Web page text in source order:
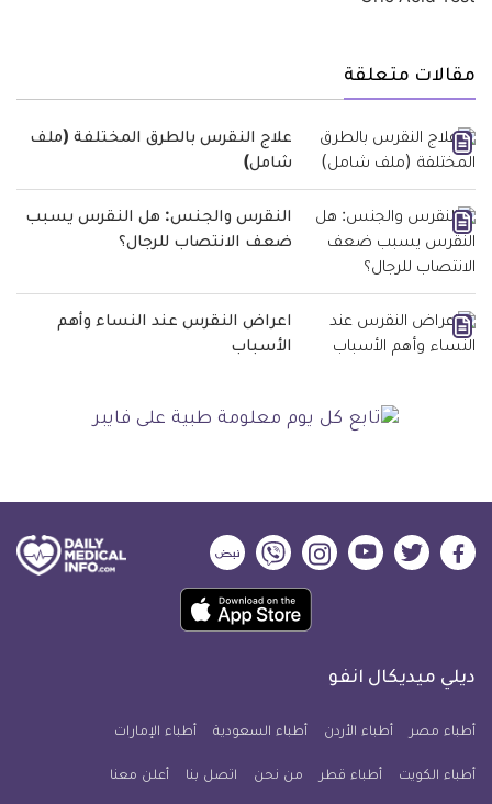
مقالات متعلقة
علاج النقرس بالطرق المختلفة (ملف
شامل)
النقرس والجنس: هل النقرس يسبب
ضعف الانتصاب للرجال؟
اعراض النقرس عند النساء وأهم
الأسباب
ديلي
فيسبوك
ديلي
تويتر
ديلي
ميديكال
يوتيوب
ديلي
ميديكال
انفو
ديلي
ميديكال
انفو
ديلي
ميديكال
انفو
حمل
تطبيق
معلومة
للآيفون
ديلي ميديكال انفو
أطباء مصر أطباء الأردن أطباء السعودية أطباء الإمارات
أطباء الكويت أطباء قطر من نحن اتصل بنا أعلن معنا